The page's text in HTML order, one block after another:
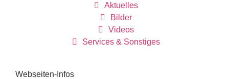
Aktuelles
Bilder
Videos
Services & Sonstiges
Webseiten-Infos